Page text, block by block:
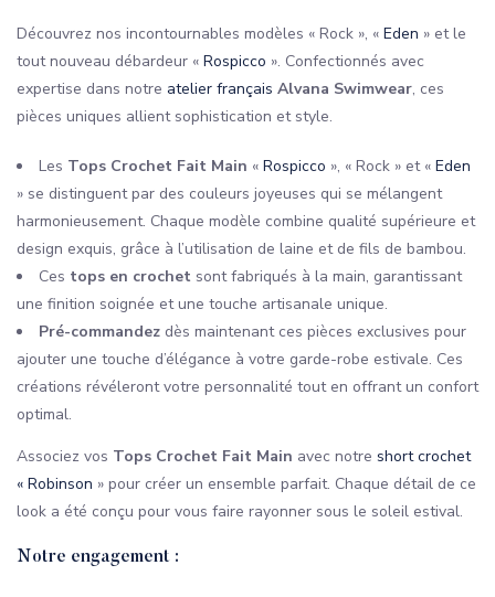
Découvrez nos incontournables modèles « Rock », « Eden » et le
tout nouveau débardeur « Rospicco ». Confectionnés avec
expertise dans notre atelier français Alvana Swimwear, ces
pièces uniques allient sophistication et style.
Les Tops Crochet Fait Main « Rospicco », « Rock » et « Eden
» se distinguent par des couleurs joyeuses qui se mélangent
harmonieusement. Chaque modèle combine qualité supérieure et
design exquis, grâce à l’utilisation de laine et de fils de bambou.
Ces tops en crochet sont fabriqués à la main, garantissant
une finition soignée et une touche artisanale unique.
Pré-commandez dès maintenant ces pièces exclusives pour
ajouter une touche d’élégance à votre garde-robe estivale. Ces
créations révéleront votre personnalité tout en offrant un confort
optimal.
Associez vos Tops Crochet Fait Main avec notre short crochet
« Robinson » pour créer un ensemble parfait. Chaque détail de ce
look a été conçu pour vous faire rayonner sous le soleil estival.
Notre engagement :